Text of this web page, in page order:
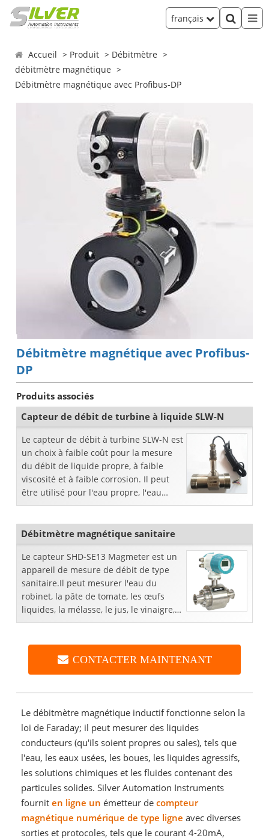
français
Accueil Produit
Débitmètre
débitmètre magnétique
Débitmètre magnétique avec Profibus-DP
Débitmètre magnétique avec Profibus-
DP
Produits associés
Capteur de débit de turbine à liquide SLW-N
Le capteur de débit à turbine SLW-N est
un choix à faible coût pour la mesure
du débit de liquide propre, à faible
viscosité et à faible corrosion. Il peut
être utilisé pour l'eau propre, l'eau
chaude, le diesel, le lait, les produits
Débitmètre magnétique sanitaire
Le capteur SHD-SE13 Magmeter est un
appareil de mesure de débit de type
sanitaire.Il peut mesurer l'eau du
robinet, la pâte de tomate, les œufs
liquides, la mélasse, le jus, le vinaigre,
etc.
CONTACTER MAINTENANT
Le débitmètre magnétique inductif fonctionne selon la
loi de Faraday; il peut mesurer des liquides
conducteurs (qu'ils soient propres ou sales), tels que
l'eau, les eaux usées, les boues, les liquides agressifs,
les solutions chimiques et les fluides contenant des
particules solides. Silver Automation Instruments
fournit en ligne un émetteur de compteur
magnétique numérique de type ligne avec diverses
sorties et protocoles, tels que le courant 4-20mA,